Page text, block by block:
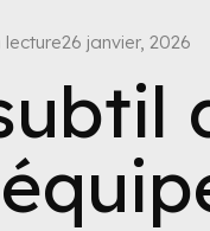
lecture26 janvier, 2026